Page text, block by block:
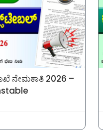
ನೇಮಕಾತಿ 2026 –